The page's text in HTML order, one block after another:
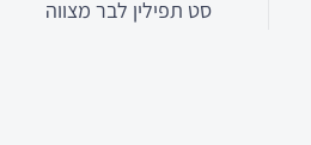
סט תפילין לבר מצווה